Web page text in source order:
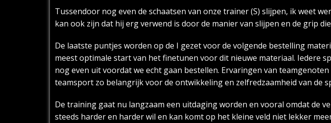
Tussendoor nog even de schaatsen van onze trainer (S) slijpen, ik weet
kan ook zijn dat hij erg verwend is door de manier van slijpen en de grip
De laatste puntjes worden op de I gezet voor de volgende bestelling
meest optimale start van het finetunen voor dit nieuwe materiaal. Iedere
nog even uit voordat we echt gaan bestellen. Ervaringen van
teamsport zo belangrijk voor de ontwikkeling en zelfredzaamheid van de
De training gaat nu langzaam een uitdaging worden en vooral omdat de
steeds harder en harder wil en kan komt op het kleine veld niet lekker